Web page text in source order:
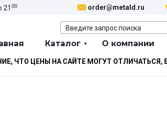
21 00 order@metald.ru
Каталог О компании
ЧТО ЦЕНЫ НА САЙТЕ МОГУТ ОТЛИЧАТЬСЯ,